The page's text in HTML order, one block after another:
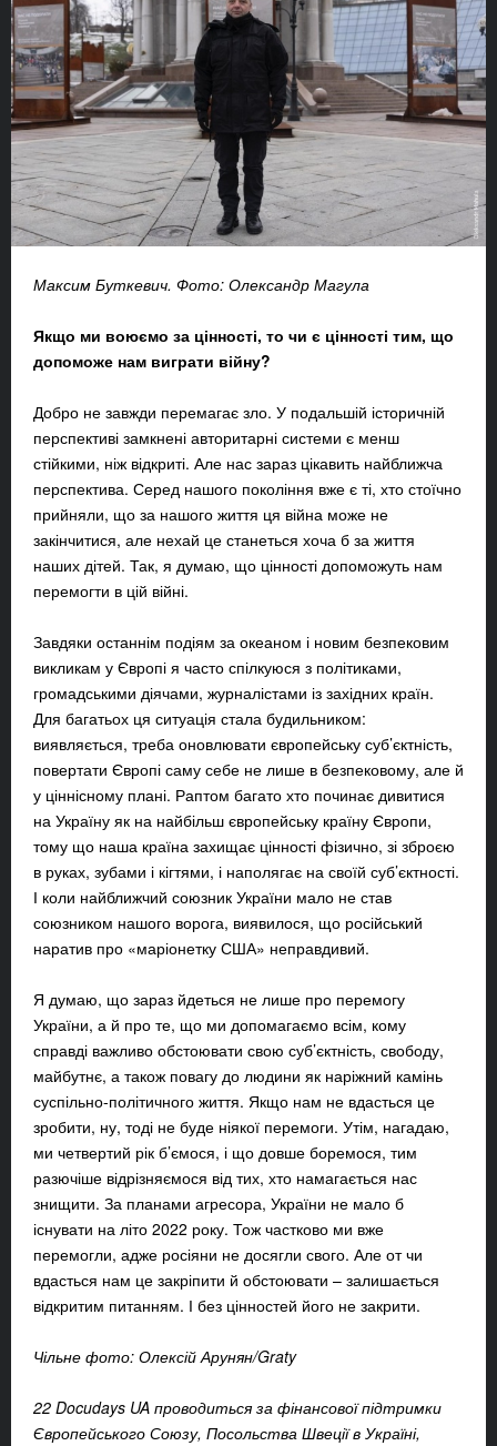
Максим Буткевич. Фото: Олександр Магула
Якщо ми воюємо за цінності, то чи є цінності тим, що
допоможе нам виграти війну?
Добро не завжди перемагає зло. У подальшій історичній
перспективі замкнені авторитарні системи є менш
стійкими, ніж відкриті. Але нас зараз цікавить найближча
перспектива. Серед нашого покоління вже є ті, хто стоїчно
прийняли, що за нашого життя ця війна може не
закінчитися, але нехай це станеться хоча б за життя
наших дітей. Так, я думаю, що цінності допоможуть нам
перемогти в цій війні.
Завдяки останнім подіям за океаном і новим безпековим
викликам у Європі я часто спілкуюся з політиками,
громадськими діячами, журналістами із західних країн.
Для багатьох ця ситуація стала будильником:
виявляється, треба оновлювати європейську суб’єктність,
повертати Європі саму себе не лише в безпековому, але й
у ціннісному плані. Раптом багато хто починає дивитися
на Україну як на найбільш європейську країну Європи,
тому що наша країна захищає цінності фізично, зі зброєю
в руках, зубами і кігтями, і наполягає на своїй суб’єктності.
І коли найближчий союзник України мало не став
союзником нашого ворога, виявилося, що російський
наратив про «маріонетку США» неправдивий.
Я думаю, що зараз йдеться не лише про перемогу
України, а й про те, що ми допомагаємо всім, кому
справді важливо обстоювати свою суб’єктність, свободу,
майбутнє, а також повагу до людини як наріжний камінь
суспільно-політичного життя. Якщо нам не вдасться це
зробити, ну, тоді не буде ніякої перемоги. Утім, нагадаю,
ми четвертий рік б’ємося, і що довше боремося, тим
разючіше відрізняємося від тих, хто намагається нас
знищити. За планами агресора, України не мало б
існувати на літо 2022 року. Тож частково ми вже
перемогли, адже росіяни не досягли свого. Але от чи
вдасться нам це закріпити й обстоювати – залишається
відкритим питанням. І без цінностей його не закрити.
Чільне фото: Олексій Арунян/Graty
22 Docudays UA проводиться за фінансової підтримки
Європейського Союзу, Посольства Швеції в Україні,